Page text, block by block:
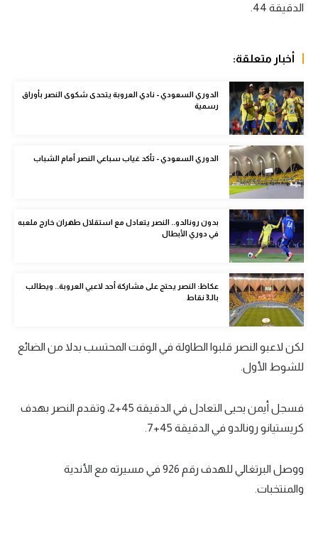
رياضة نسائية
آسيا
أمريكا
ركن الألعاب
أقسام خاصة
Gamers
ميركاتو
تحقيق في الجول
تقرير في الجول
تحليل في الجول
حكايات في الجول
كويز في الجول
الدقيقة 44.
أخبار متعلقة:
الدوري السعودي - نادي العروبة يتحدى شكوى النصر بأوراق
رسمية
الدوري السعودي - تأكد غياب سباعي النصر أمام الشباب
بدون رونالدو.. النصر يتعادل مع استقلال طهران خارج ملعبه
في دوري الأبطال
عكاظ: النصر يحتج على مشاركة أحد لاعبي العروبة.. ويطالب
بالـ3 نقاط
لكن لاعبو النصر قلبوا الطاولة في الوقت المحتسب بدلا من الضائع
للشوط الأول.
فسجل أيمن يحيى التعادل في الدقيقة 45+2، وتقدم النصر بهدف
كريستيانو رونالدو في الدقيقة 45+7.
ووصل البرتغالي للهدف رقم 926 في مسيرته مع الأندية
والمنتخبات.